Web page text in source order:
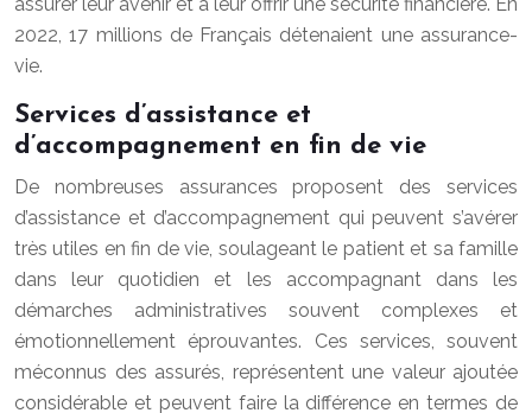
2022, 17 millions de Français détenaient une assurance-
vie.
Services d’assistance et
d’accompagnement en fin de vie
De nombreuses assurances proposent des services
d’assistance et d’accompagnement qui peuvent s’avérer
très utiles en fin de vie, soulageant le patient et sa famille
dans leur quotidien et les accompagnant dans les
démarches administratives souvent complexes et
émotionnellement éprouvantes. Ces services, souvent
méconnus des assurés, représentent une valeur ajoutée
considérable et peuvent faire la différence en termes de